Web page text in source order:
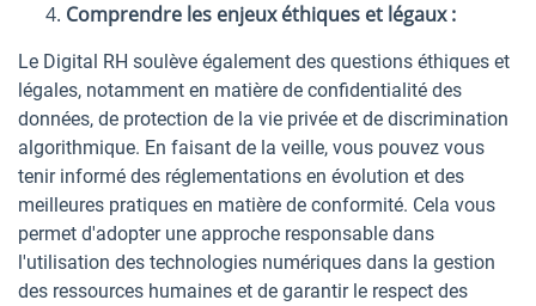
Comprendre les enjeux éthiques et légaux :
Le Digital RH soulève également des questions éthiques et
légales, notamment en matière de confidentialité des
données, de protection de la vie privée et de discrimination
algorithmique. En faisant de la veille, vous pouvez vous
tenir informé des réglementations en évolution et des
meilleures pratiques en matière de conformité. Cela vous
permet d'adopter une approche responsable dans
l'utilisation des technologies numériques dans la gestion
des ressources humaines et de garantir le respect des